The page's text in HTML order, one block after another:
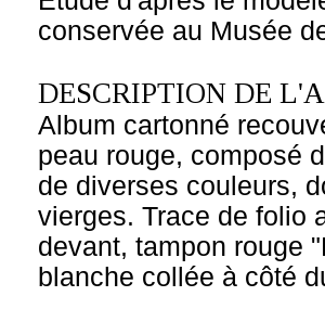
conservée au Musée
DESCRIPTION DE
Album cartonné
peau rouge, composé
de diverses couleurs,
vierges. Trace de folio
devant, tampon rouge
blanche collée à côté